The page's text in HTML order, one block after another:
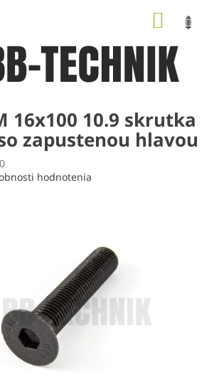
16x100 10.9 skrutka
zapustenou hlavou
hodnotenia